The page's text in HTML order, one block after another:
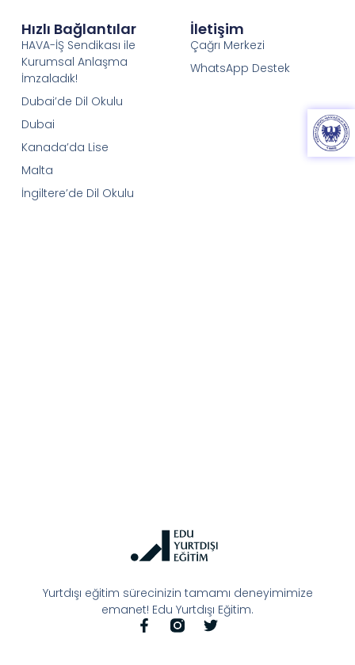
Yurtdışı eğitim sürecinizin tamamı deneyimimize
emanet! Edu Yurtdışı Eğitim.
Hızlı Bağlantılar
HAVA-İŞ Sendikası ile
Kurumsal Anlaşma
İmzaladık!
Dubai’de Dil Okulu
Dubai
Kanada’da Lise
Malta
İngiltere’de Dil Okulu
İletişim
Çağrı Merkezi
WhatsApp Destek